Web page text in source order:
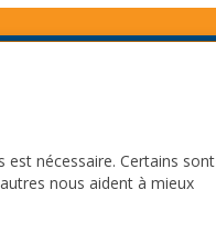
in Python
Future
nécessaire. Certains sont
nous aident à mieux